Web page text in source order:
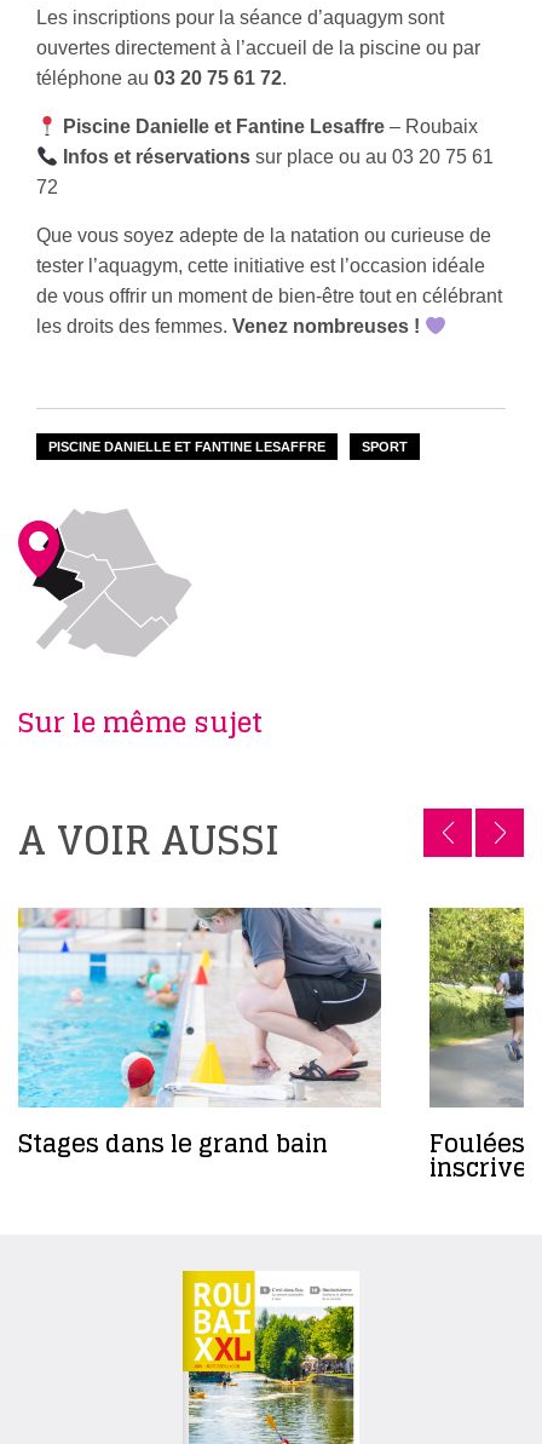
Les inscriptions pour la séance d’aquagym sont
ouvertes directement à l’accueil de la piscine ou par
téléphone au 03 20 75 61 72.
Piscine Danielle et Fantine Lesaffre – Roubaix
Infos et réservations sur place ou au 03 20 75 61
72
Que vous soyez adepte de la natation ou curieuse de
tester l’aquagym, cette initiative est l’occasion idéale
de vous offrir un moment de bien-être tout en célébrant
les droits des femmes. Venez nombreuses !
PISCINE DANIELLE ET FANTINE LESAFFRE SPORT
Sur le même sujet
A VOIR AUSSI
Stages dans le grand bain Foulées